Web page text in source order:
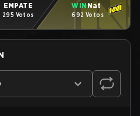
EMPATE
295 Votos
WINNat
692 Votos